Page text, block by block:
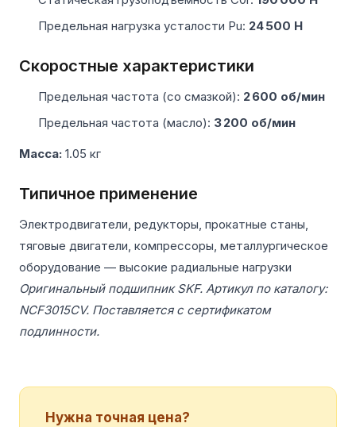
Предельная нагрузка усталости Pu: 24 500 Н
Скоростные характеристики
Предельная частота (со смазкой): 2 600 об/мин
Предельная частота (масло): 3 200 об/мин
Масса: 1.05 кг
Типичное применение
Электродвигатели, редукторы, прокатные станы,
тяговые двигатели, компрессоры, металлургическое
оборудование — высокие радиальные нагрузки
Оригинальный подшипник SKF. Артикул по каталогу:
NCF3015CV. Поставляется с сертификатом
подлинности.
Нужна точная цена?